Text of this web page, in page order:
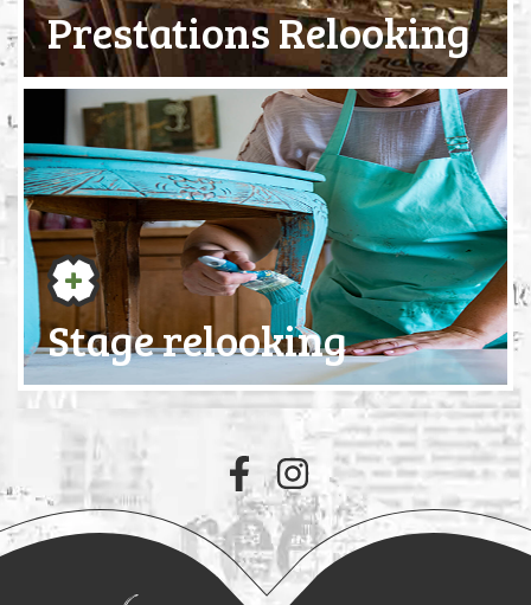
Prestations Relooking
Stage relooking